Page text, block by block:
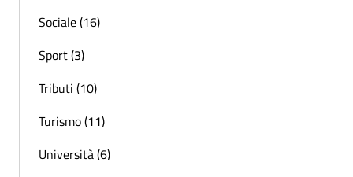
Sociale (16)
Sport (3)
Tributi (10)
Turismo (11)
Università (6)